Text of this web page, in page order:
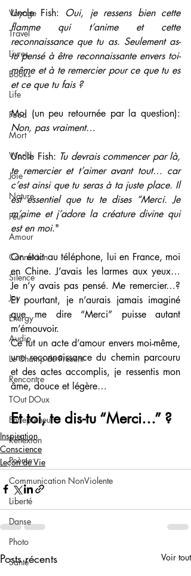
Voyage
Travel
Livres
Books
Life
Food
Mort
World
Joie
Nature
Peur
Amour
Connexion
Silence
Joy
Energy
Audio
Le Champ du Présent
Rencontre
TOut DOux
Entrepreneur
Réflexion
Poème
Communication NonViolente
Liberté
Danse
Photo
Santé
Uncle Fish: Oui, je ressens bien cette
flamme qui t’anime et cette
reconnaissance que tu as. Seulement as-
tu pensé à être reconnaissante envers toi-
même et à te remercier pour ce que tu es
et ce que tu fais ?
Non, pas vraiment…
Uncle Fish: Tu devrais commencer par là,
te remercier et t’aimer avant tout… car
c’est ainsi que tu seras à ta juste place. Il
est essentiel que tu te dises “Merci. Je
m’aime et j’adore la créature divine qui
est en moi."
On était au téléphone, lui en France, moi
en Chine. J’avais les larmes aux yeux…
Je n’y avais pas pensé. Me remercier…?
Et pourtant, je n’aurais jamais imaginé
que me dire “Merci” puisse autant
m’émouvoir.
Ce fut un acte d’amour envers moi-même,
une reconnaissance du chemin parcouru
et des actes accomplis, je ressentis mon
âme, douce et légère…
Et toi, te dis-tu “Merci…” ?
Inspiration
Conscience
Leçon de Vie
Posts récents Voir tout